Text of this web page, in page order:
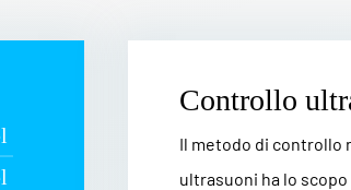
Controllo
Il metodo di
ultrasuoni ha lo